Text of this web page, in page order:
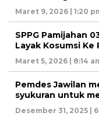
Maret 9, 2026 | 1:20
SPPG Pamijahan
Layak Kosumsi
Maret 5, 2026 | 8:14
Pemdes Jawilan
syukuran untuk
Desember 31, 2025 |